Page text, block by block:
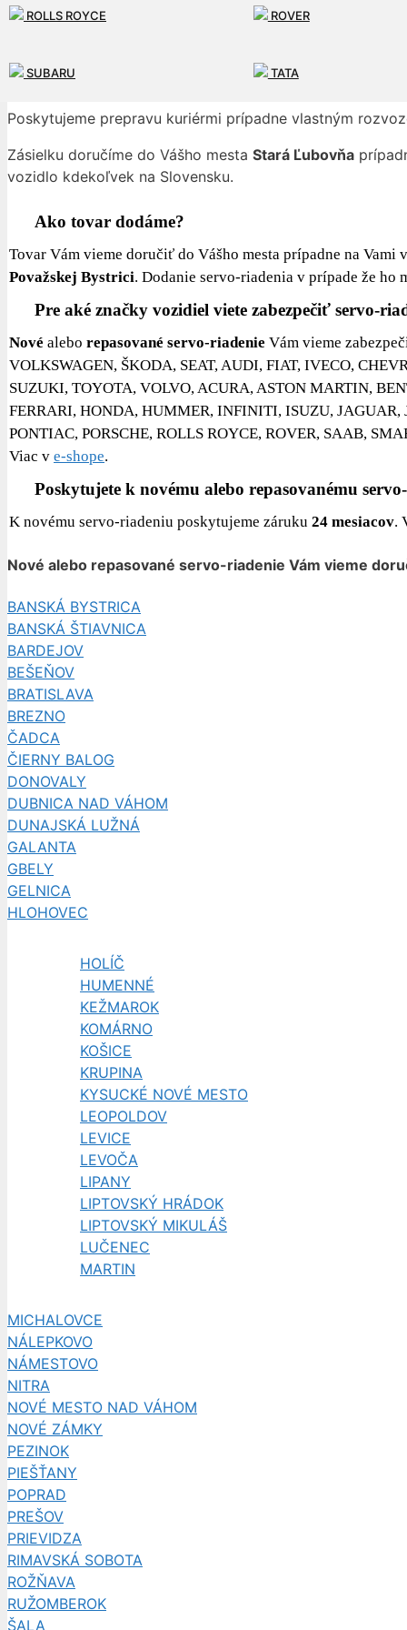
ROLLS ROYCE ROVER
SUBARU TATA
Rýchlosť dodania repasovaného servo-riadenia
Poskytujeme prepravu kuriérmi prípadne vlastným
Zásielku doručíme do Vášho mesta Stará Ľubovňa
vozidlo kdekoľvek na Slovensku.
Ako tovar dodáme?
Tovar Vám vieme doručiť do Vášho mesta prípadne na
Považskej Bystrici. Dodanie servo-riadenia v prípade že ho
Pre aké značky vozidiel viete zabezpečiť servo-
Nové alebo repasované servo-riadenie Vám vieme
VOLKSWAGEN, ŠKODA, SEAT, AUDI, FIAT, IVECO,
SUZUKI, TOYOTA, VOLVO, ACURA, ASTON MARTIN,
FERRARI, HONDA, HUMMER, INFINITI, ISUZU,
PONTIAC, PORSCHE, ROLLS ROYCE, ROVER, SAAB,
Viac v e-shope.
Poskytujete k novému alebo repasovanému
K novému servo-riadeniu poskytujeme záruku 24 mesiacov.
Nové alebo repasované servo-riadenie Vám vieme
BANSKÁ BYSTRICA
BANSKÁ ŠTIAVNICA
BARDEJOV
BEŠEŇOV
BRATISLAVA
BREZNO
ČADCA
ČIERNY BALOG
DONOVALY
DUBNICA NAD VÁHOM
DUNAJSKÁ LUŽNÁ
GALANTA
GBELY
GELNICA
HLOHOVEC
HOLÍČ
HUMENNÉ
KEŽMAROK
KOMÁRNO
KOŠICE
KRUPINA
KYSUCKÉ NOVÉ MESTO
LEOPOLDOV
LEVICE
LEVOČA
LIPANY
LIPTOVSKÝ HRÁDOK
LIPTOVSKÝ MIKULÁŠ
LUČENEC
MARTIN
MICHALOVCE
NÁLEPKOVO
NÁMESTOVO
NITRA
NOVÉ MESTO NAD VÁHOM
NOVÉ ZÁMKY
PEZINOK
PIEŠŤANY
POPRAD
PREŠOV
PRIEVIDZA
RIMAVSKÁ SOBOTA
ROŽŇAVA
RUŽOMBEROK
ŠALA